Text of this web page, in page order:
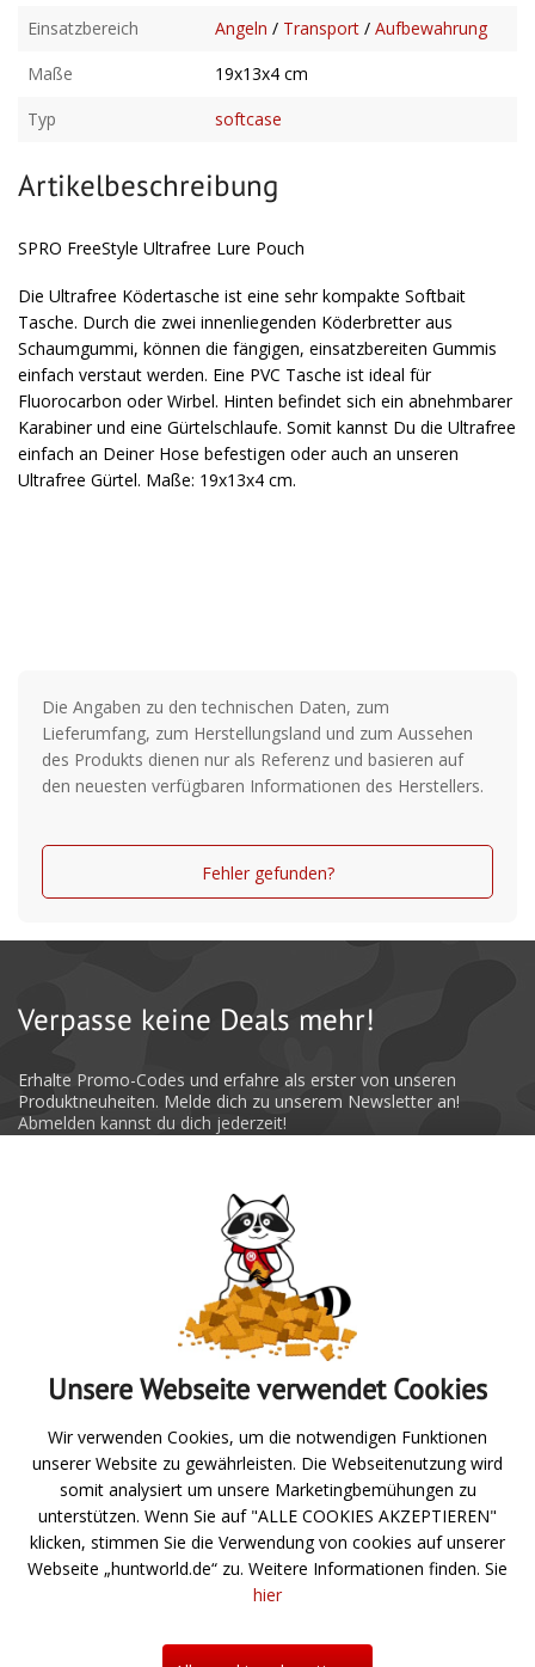
Einsatzbereich
Angeln / Transport / Aufbewahrung
Maße
19x13x4 cm
Typ
softcase
Artikelbeschreibung
SPRO FreeStyle Ultrafree Lure Pouch
Die Ultrafree Ködertasche ist eine sehr kompakte Softbait
Tasche. Durch die zwei innenliegenden Köderbretter aus
Schaumgummi, können die fängigen, einsatzbereiten Gummis
einfach verstaut werden. Eine PVC Tasche ist ideal für
Fluorocarbon oder Wirbel. Hinten befindet sich ein abnehmbarer
Karabiner und eine Gürtelschlaufe. Somit kannst Du die Ultrafree
einfach an Deiner Hose befestigen oder auch an unseren
Ultrafree Gürtel. Maße: 19x13x4 cm.
Die Angaben zu den technischen Daten, zum
Lieferumfang, zum Herstellungsland und zum Aussehen
des Produkts dienen nur als Referenz und basieren auf
den neuesten verfügbaren Informationen des Herstellers.
Fehler gefunden?
Verpasse keine Deals mehr!
Erhalte Promo-Codes und erfahre als erster von unseren
Produktneuheiten. Melde dich zu unserem Newsletter an!
Abmelden kannst du dich jederzeit!
Absenden
Angeln
Jagd- und Schießsport
Über uns
Unsere Webseite verwendet Cookies
Wir verwenden Cookies, um die notwendigen Funktionen
unserer Website zu gewährleisten. Die Webseitenutzung wird
somit analysiert um unsere Marketingbemühungen zu
unterstützen. Wenn Sie auf "ALLE COOKIES AKZEPTIEREN"
klicken, stimmen Sie die Verwendung von cookies auf unserer
Webseite „huntworld.de“ zu. Weitere Informationen finden. Sie
hier